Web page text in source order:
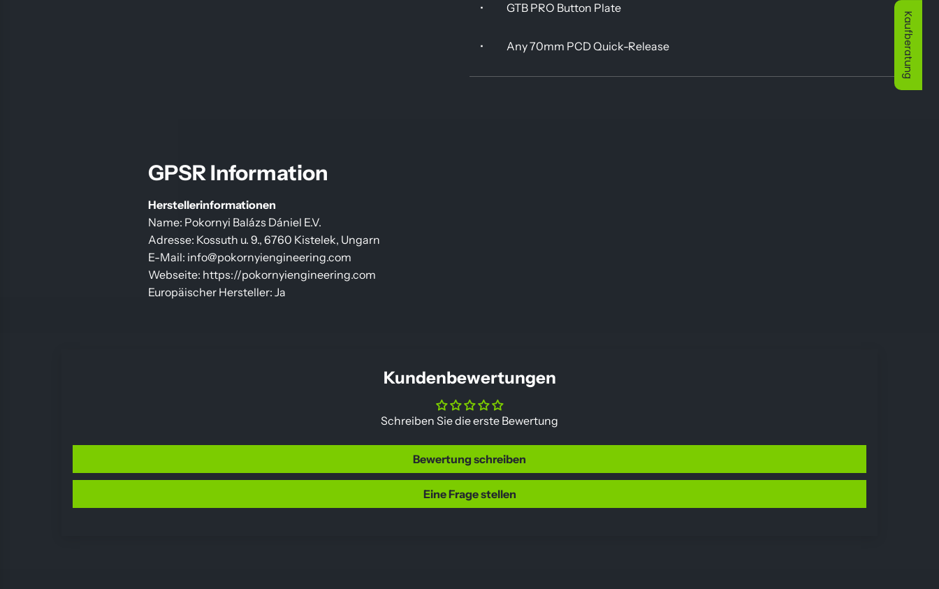
• GTB PRO Button Plate
• Any 70mm PCD Quick-Release
GPSR Information
Herstellerinformationen
Name: Pokornyi Balázs Dániel E.V.
Adresse: Kossuth u. 9., 6760 Kistelek, Ungarn
E-Mail: info@pokornyiengineering.com
Webseite: https://pokornyiengineering.com
Europäischer Hersteller: Ja
Kundenbewertungen
Schreiben Sie die erste Bewertung
Bewertung schreiben
Eine Frage stellen
Kaufberatung